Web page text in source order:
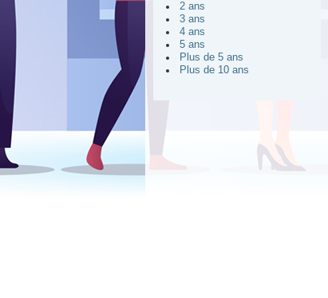
2 ans
3 ans
4 ans
5 ans
Plus de 5 ans
Plus de 10 ans